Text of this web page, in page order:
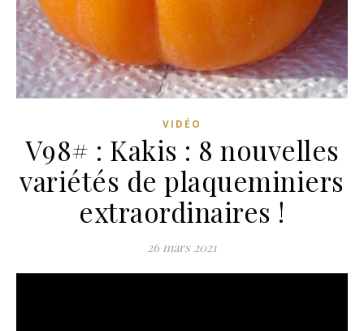
VIDÉO
V98# : Kakis : 8 nouvelles
variétés de plaqueminiers
extraordinaires !
26 mars 2021